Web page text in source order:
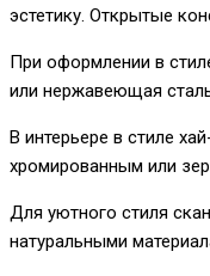
эстетику. Открытые
При оформлении в
или нержавеющая
В интерьере в стиле
хромированным или
Для уютного стиля
натуральными